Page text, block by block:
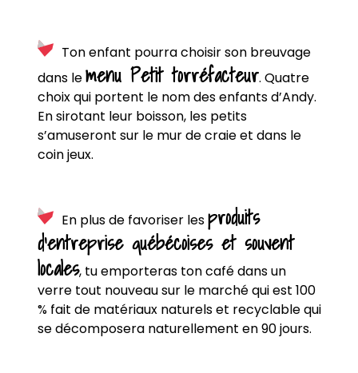
Ton enfant pourra choisir son breuvage
dans lemenu Petit torréfacteur. Quatre
choix qui portent le nom des enfants d’Andy.
En sirotant leur boisson, les petits
s’amuseront sur le mur de craie et dans le
coin jeux.
En plus de favoriser lesproduits
d’entreprise québécoises et souvent
locales, tu emporteras ton café dans un
verre tout nouveau sur le marché qui est 100
% fait de matériaux naturels et recyclable qui
se décomposera naturellement en 90 jours.